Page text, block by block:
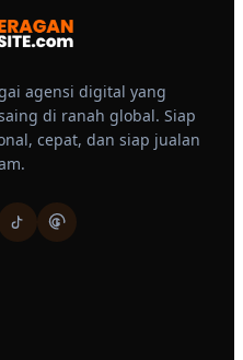
agensi digital yang
di ranah global. Siap
cepat, dan siap jualan